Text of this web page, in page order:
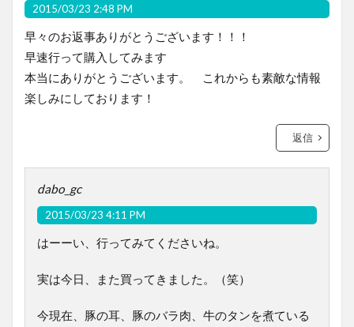
2015/03/23 2:48 PM
早々のお返事ありがとうございます！！！
早速行って購入してみます
本当にありがとうございます。 これからも素敵な情報
楽しみにしております！
返信
dabo_gc
2015/03/23 4:11 PM
はーーい、行ってみてくださいね。
実は今日、また買ってきました。（笑）
今現在、豚の耳、豚のバラ肉、牛のタンを煮ている